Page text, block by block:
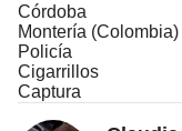
Córdoba
Montería (Colombia)
Policía
Cigarrillos
Captura